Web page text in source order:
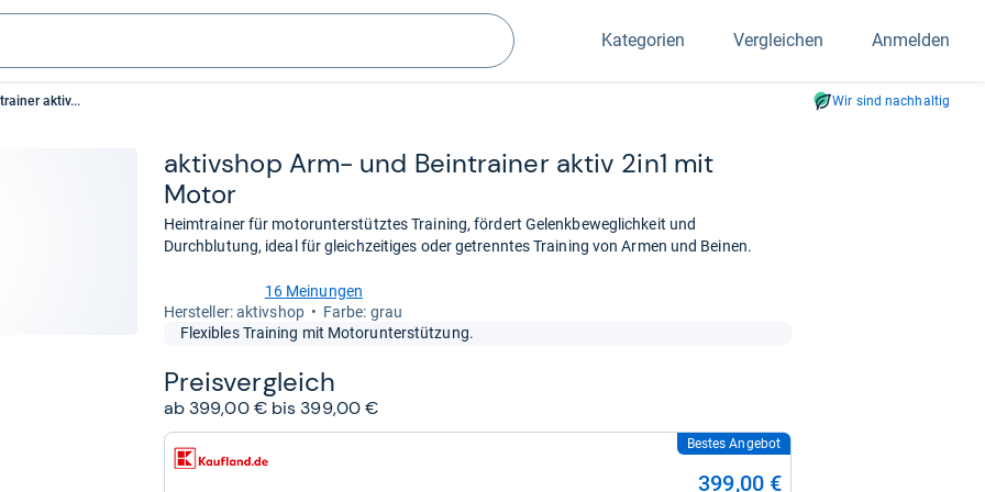
Suchen
Kategorien Vergleichen Anmelden
aktiv... Wir sind nachhaltig
aktiv­shop Arm-​ und Bein­trai­ner aktiv 2in1 mit
Motor
Heimtrainer für motorunterstütztes Training, fördert Gelenkbeweglichkeit und
Durchblutung, ideal für gleichzeitiges oder getrenntes Training von Armen und Beinen.
von
16 Meinungen
Her­stel­ler: aktivshop
Farbe: grau
Flexibles Training mit Motorunterstützung.
Preis­ver­gleich
ab 399,00 € bis 399,00 €
zum
Shop:
Bestes Angebot
399,00 €